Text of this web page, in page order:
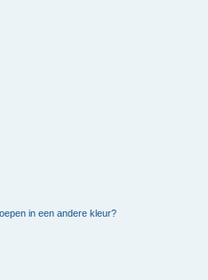
in een andere kleur?